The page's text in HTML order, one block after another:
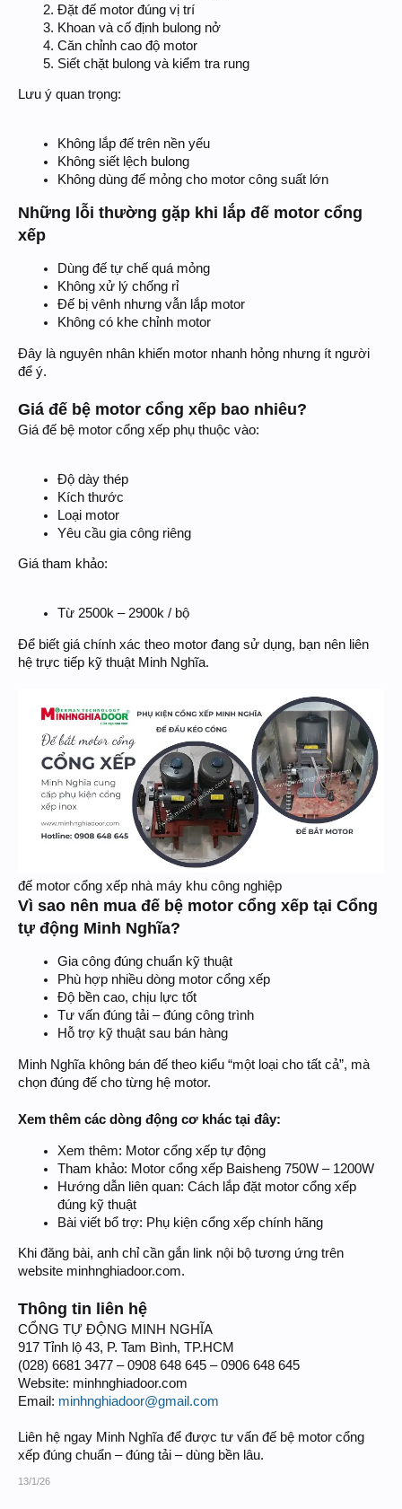
Đặt đế motor đúng vị trí
Khoan và cố định bulong nở
Căn chỉnh cao độ motor
Siết chặt bulong và kiểm tra rung
Lưu ý quan trọng:
Không lắp đế trên nền yếu
Không siết lệch bulong
Không dùng đế mỏng cho motor công suất lớn
Những lỗi thường gặp khi lắp đế motor cổng
xếp
Dùng đế tự chế quá mỏng
Không xử lý chống rỉ
Đế bị vênh nhưng vẫn lắp motor
Không có khe chỉnh motor
Đây là nguyên nhân khiến motor nhanh hỏng nhưng ít người
để ý.
Giá đế bệ motor cổng xếp bao nhiêu?
Giá đế bệ motor cổng xếp phụ thuộc vào:
Độ dày thép
Kích thước
Loại motor
Yêu cầu gia công riêng
Giá tham khảo:
Từ 2500k – 2900k / bộ
Để biết giá chính xác theo motor đang sử dụng, bạn nên liên
hệ trực tiếp kỹ thuật Minh Nghĩa.
đế motor cổng xếp nhà máy khu công nghiệp
Vì sao nên mua đế bệ motor cổng xếp tại Cổng
tự động Minh Nghĩa?
Gia công đúng chuẩn kỹ thuật
Phù hợp nhiều dòng motor cổng xếp
Độ bền cao, chịu lực tốt
Tư vấn đúng tải – đúng công trình
Hỗ trợ kỹ thuật sau bán hàng
Minh Nghĩa không bán đế theo kiểu “một loại cho tất cả”, mà
chọn đúng đế cho từng hệ motor.
Xem thêm các dòng động cơ khác tại đây:
Xem thêm: Motor cổng xếp tự động
Tham khảo: Motor cổng xếp Baisheng 750W – 1200W
Hướng dẫn liên quan: Cách lắp đặt motor cổng xếp
đúng kỹ thuật
Bài viết bổ trợ: Phụ kiện cổng xếp chính hãng
Khi đăng bài, anh chỉ cần gắn link nội bộ tương ứng trên
website minhnghiadoor.com.
Thông tin liên hệ
CỔNG TỰ ĐỘNG MINH NGHĨA
917 Tỉnh lộ 43, P. Tam Bình, TP.HCM
(028) 6681 3477 – 0908 648 645 – 0906 648 645
Website: minhnghiadoor.com
Email: minhnghiadoor@gmail.com
Liên hệ ngay Minh Nghĩa để được tư vấn đế bệ motor cổng
xếp đúng chuẩn – đúng tải – dùng bền lâu.
13/1/26